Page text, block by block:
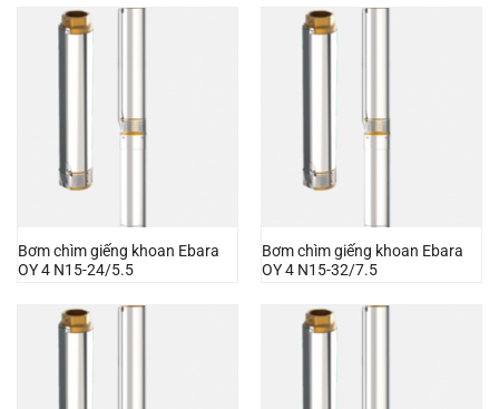
Bơm chìm giếng khoan Ebara
OY 4 N15-24/5.5
Bơm chìm giếng khoan Ebara
OY 4 N15-32/7.5